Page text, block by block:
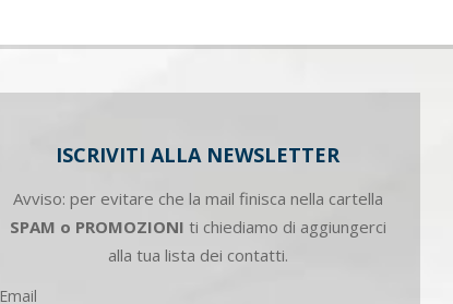
ISCRIVITI ALLA NEWSLETTER
Avviso: per evitare che la mail finisca nella cartella
SPAM o PROMOZIONI ti chiediamo di aggiungerci
alla tua lista dei contatti.
Email